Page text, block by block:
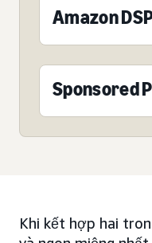
Amazon
Sponsored
Khi kết hợp hai